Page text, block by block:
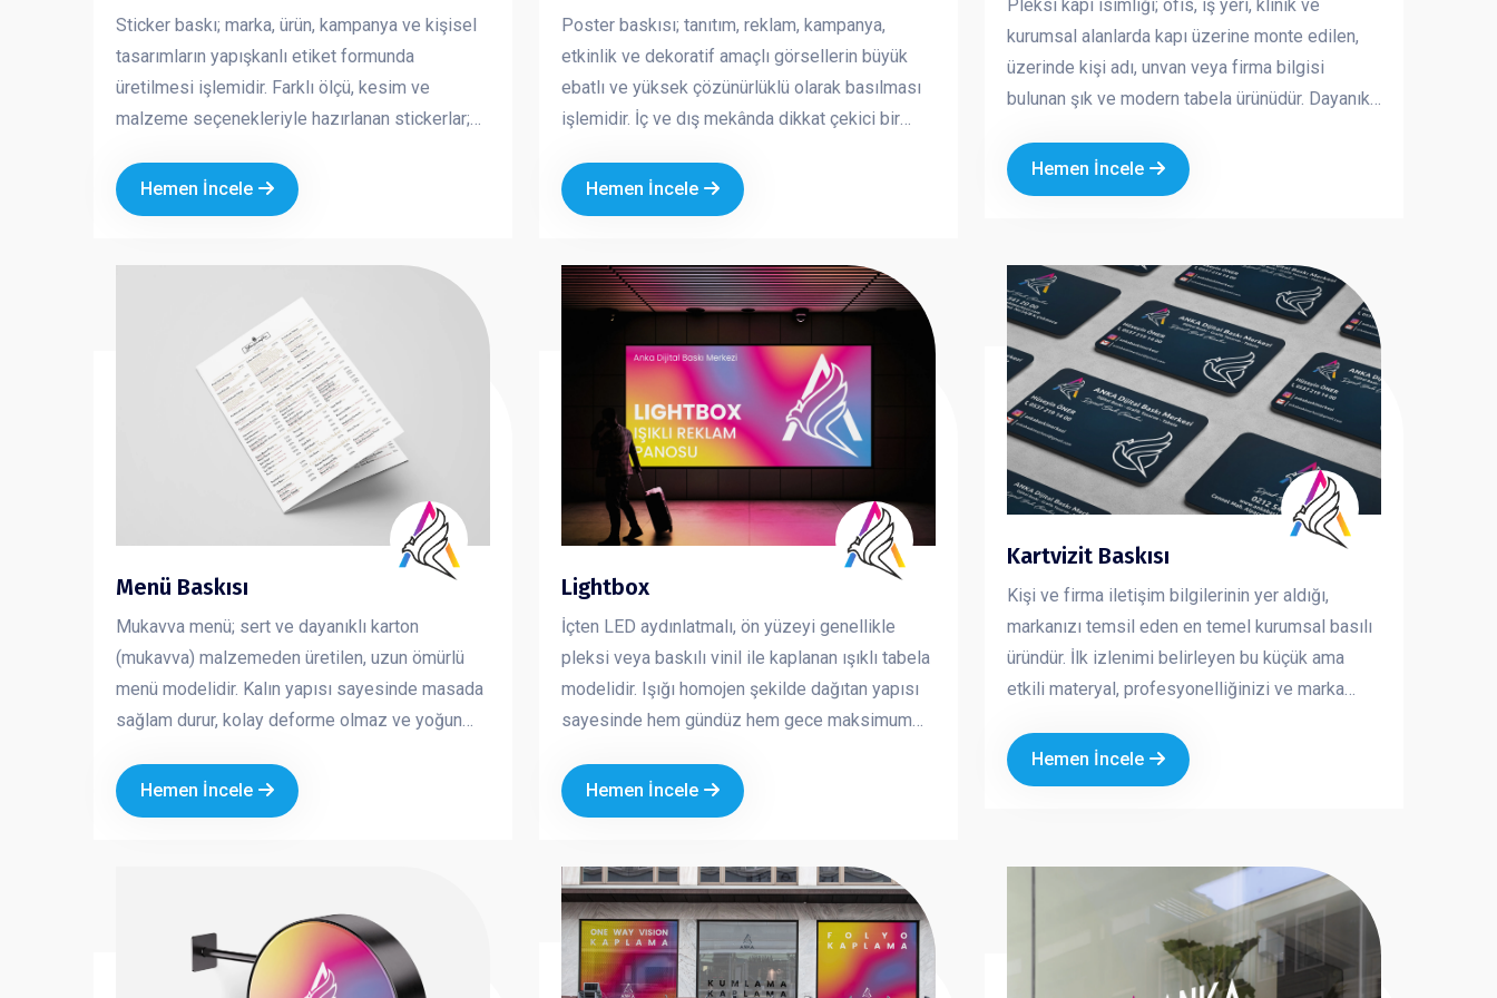
Sticker baskı; marka, ürün, kampanya ve kişisel
tasarımların yapışkanlı etiket formunda
üretilmesi işlemidir. Farklı ölçü, kesim ve
malzeme seçenekleriyle hazırlanan stickerlar;
pratik ve etkili tanıtım ürünleridir. Kurumsal logo
ve özel tasarımla üretilen sticker baskılar,
Hemen İncele
Poster baskısı; tanıtım, reklam, kampanya,
etkinlik ve dekoratif amaçlı görsellerin büyük
ebatlı ve yüksek çözünürlüklü olarak basılması
işlemidir. İç ve dış mekânda dikkat çekici bir
mesajını hızlı ve etkili şekilde iletmesini sağlar.
Kurumsal tasarım ve kaliteli baskı teknikleriyle
güçlü bir imaj oluşturmasına katkı sağlar.
Hemen İncele
Pleksi kapı isimliği; ofis, iş yeri, klinik ve
kurumsal alanlarda kapı üzerine monte edilen,
üzerinde kişi adı, unvan veya firma bilgisi
bulunan şık ve modern tabela ürünüdür. Dayanıklı
ömürlü yapısıyla hem iç hem dış mekânda
güvenle kullanılabilir. Kurumsal logo ve özel
bir görünüm sunmasına katkı sağlar.
Hemen İncele
Menü Baskısı
Mukavva menü; sert ve dayanıklı karton
(mukavva) malzemeden üretilen, uzun ömürlü
menü modelidir. Kalın yapısı sayesinde masada
sağlam durur, kolay deforme olmaz ve yoğun
işletmeleri için hem şık hem de pratik bir
çözümdür. Marka kimliğinizi güçlü ve düzenli bir
Hemen İncele
Lightbox
İçten LED aydınlatmalı, ön yüzeyi genellikle
pleksi veya baskılı vinil ile kaplanan ışıklı tabela
modelidir. Işığı homojen şekilde dağıtan yapısı
sayesinde hem gündüz hem gece maksimum
ve kurumsal alanlarda en çok tercih edilen
tabela çözümlerinden biridir. Dikkat çekici, net
Hemen İncele
Kartvizit Baskısı
Kişi ve firma iletişim bilgilerinin yer aldığı,
markanızı temsil eden en temel kurumsal basılı
üründür. İlk izlenimi belirleyen bu küçük ama
etkili materyal, profesyonelliğinizi ve marka
tasarım ve özel baskı uygulamaları ile hazırlanan
kartvizitler, firmanızın prestijini artırır ve akılda
Hemen İncele